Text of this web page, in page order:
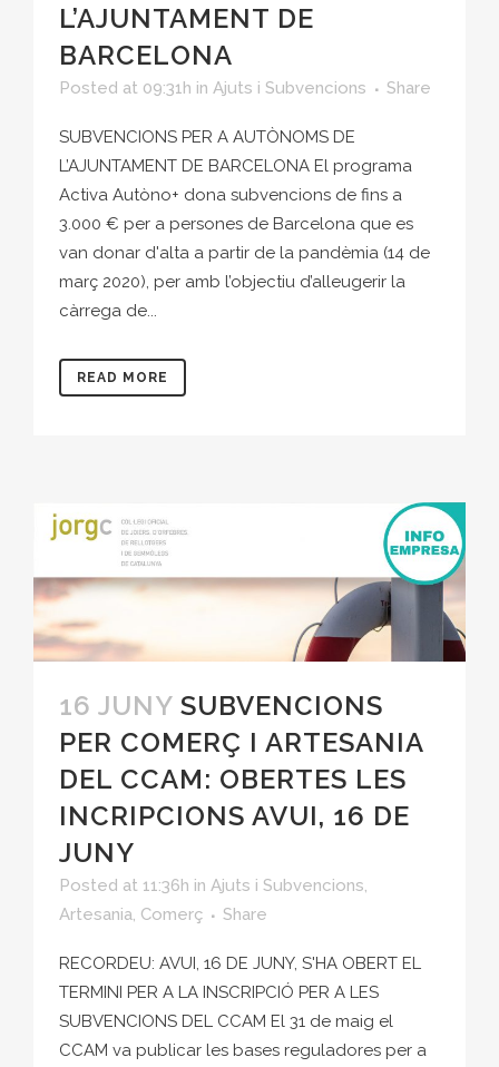
L’AJUNTAMENT DE
BARCELONA
Posted at 09:31h in Ajuts i Subvencions Share
SUBVENCIONS PER A AUTÒNOMS DE
L’AJUNTAMENT DE BARCELONA El programa
Activa Autòno+ dona subvencions de fins a
3.000 € per a persones de Barcelona que es
van donar d'alta a partir de la pandèmia (14 de
març 2020), per amb l’objectiu d’alleugerir la
càrrega de...
READ MORE
16 JUNY SUBVENCIONS
PER COMERÇ I ARTESANIA
DEL CCAM: OBERTES LES
INCRIPCIONS AVUI, 16 DE
JUNY
Posted at 11:36h in Ajuts i Subvencions,
Artesania, Comerç Share
RECORDEU: AVUI, 16 DE JUNY, S'HA OBERT EL
TERMINI PER A LA INSCRIPCIÓ PER A LES
SUBVENCIONS DEL CCAM El 31 de maig el
CCAM va publicar les bases reguladores per a